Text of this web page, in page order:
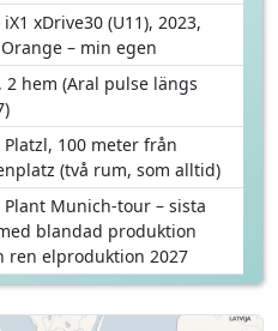
iX1 xDrive30 (U11), 2023,
– min egen
2 hem (Aral pulse längs
Platzl, 100 meter från
(två rum, som alltid)
Plant Munich-tour – sista
blandad produktion
ren elproduktion 2027